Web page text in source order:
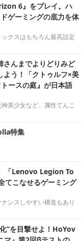
6』をプレイ。ハ
ゲーミングの底力を体
クスはもちろん最高設定
さんまでよりどりみど
よう！「クトゥルフ×美
ースの庭』が日本語
美少女など、属性てんこ
特集
「Lenovo Legion To
こなせるゲーミング
ンスしやすい構造もあり
”を目撃せよ！HoYov